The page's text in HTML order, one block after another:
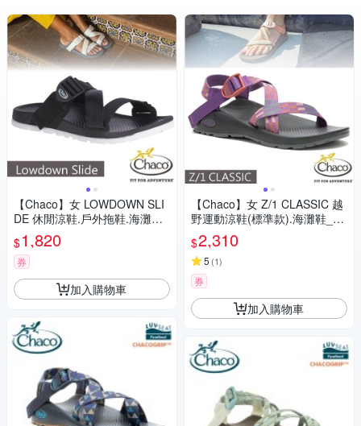
【Chaco】女 LOWDOWN SLI
DE 休閒涼鞋.戶外拖鞋.海灘鞋_
CH-LSW01-H405 黑
$1,820
券
加入購物車
【Chaco】女 Z/1 CLASSIC 越
野運動涼鞋(標準款).海灘鞋_C
H-ZCW01-HK01 粉紫魅力
$2,310
5 (1)
券
加入購物車